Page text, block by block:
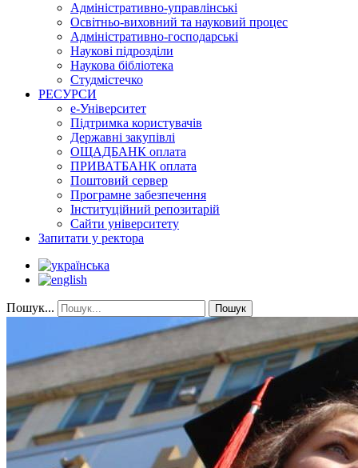
Адміністративно-управлінські
Освітньо-виховний та науковий процес
Адміністративно-господарські
Наукові підрозділи
Наукова бібліотека
Студмістечко
РЕСУРСИ
е-Університет
Підтримка користувачів
Державні закупівлі
ОЩАДБАНК оплата
ПРИВАТБАНК оплата
Поштовий сервер
Програмне забезпечення
Інституційний репозитарій
Сайти університету
Запитати у ректора
Пошук... Пошук